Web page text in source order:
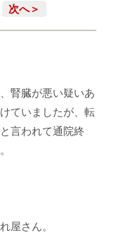
次へ＞
腎臓が悪い疑いあ
ていましたが、転
言われて通院終
屋さん。